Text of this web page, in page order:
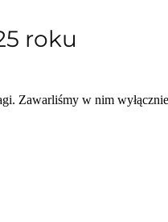
roku
Zawarliśmy w nim